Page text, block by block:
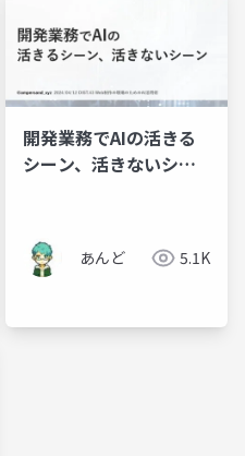
開発業務でAIの活きる
シーン、活きないシー
あんど 5.1K